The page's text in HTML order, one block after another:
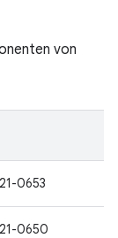
von
0653
0650